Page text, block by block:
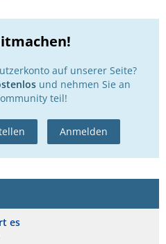
auf unserer Seite?
und nehmen Sie an
teil!
Anmelden
es